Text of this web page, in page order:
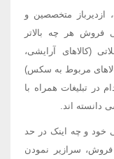
ازدیرباز متخصصین و
هر چه بالاتر
(کالاهای آرایشی،
مربوط به سکس)
تبلیغات همراه با
دانسته اند.
ابتدایی خود و چه اینک در حد
فروش، سرازیر نمودن